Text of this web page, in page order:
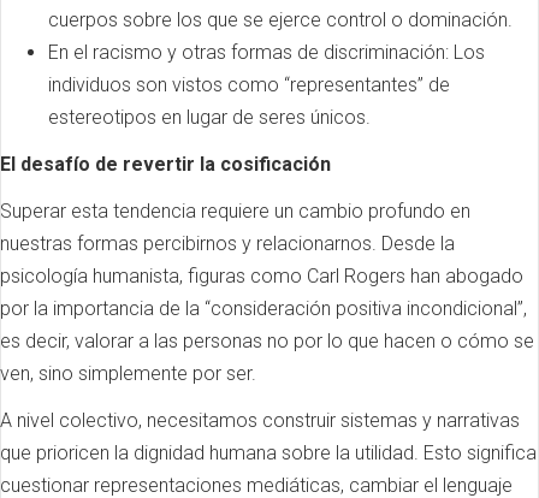
cuerpos sobre los que se ejerce control o dominación.
En el racismo y otras formas de discriminación: Los
individuos son vistos como “representantes” de
estereotipos en lugar de seres únicos.
El desafío de revertir la cosificación
Superar esta tendencia requiere un cambio profundo en
nuestras formas percibirnos y relacionarnos. Desde la
psicología humanista, figuras como Carl Rogers han abogado
por la importancia de la “consideración positiva incondicional”,
es decir, valorar a las personas no por lo que hacen o cómo se
ven, sino simplemente por ser.
A nivel colectivo, necesitamos construir sistemas y narrativas
que prioricen la dignidad humana sobre la utilidad. Esto significa
cuestionar representaciones mediáticas, cambiar el lenguaje